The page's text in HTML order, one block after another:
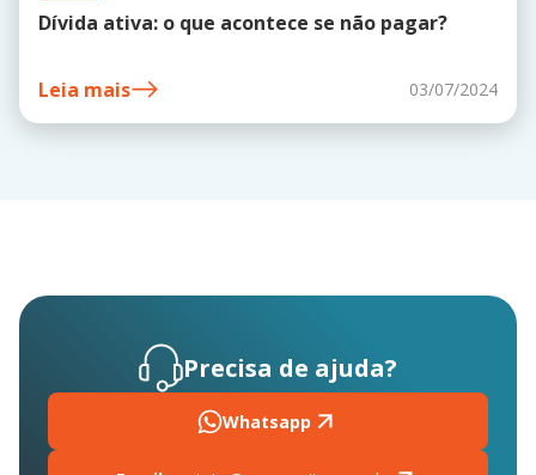
Dívida ativa: o que acontece se não pagar?
Leia mais 03/07/2024
Precisa de ajuda?
Whatsapp